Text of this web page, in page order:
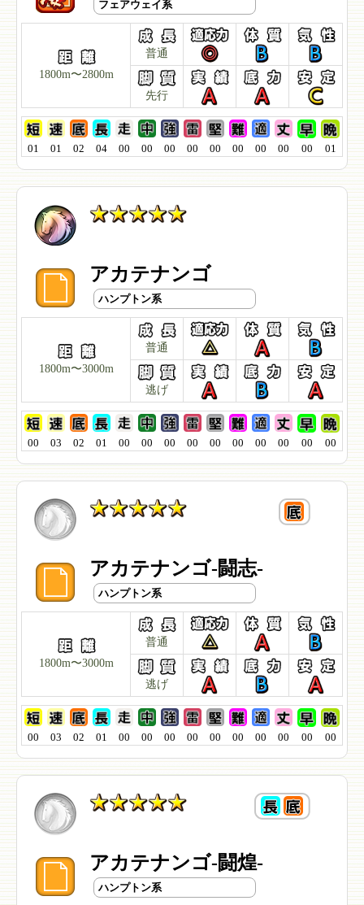
フェアウェイ系
1800m〜2800m
普通
先行
01 01 02 04 00 00 00 00 00 00 00 00 00 01
アカテナンゴ
ハンプトン系
1800m〜3000m
普通
逃げ
00 03 02 01 00 00 00 00 00 00 00 00 00 00
アカテナンゴ-闘志-
ハンプトン系
1800m〜3000m
普通
逃げ
00 03 02 01 00 00 00 00 00 00 00 00 00 00
アカテナンゴ-闘煌-
ハンプトン系